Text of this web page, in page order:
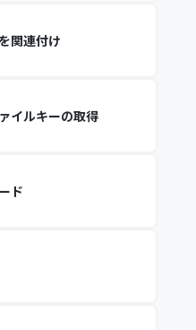
関連付け
イルキーの取得
ド